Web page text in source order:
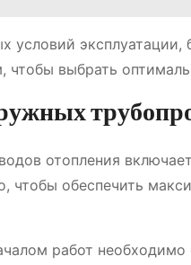
условий
чтобы выбрать
отопления
чтобы обеспечить
работ